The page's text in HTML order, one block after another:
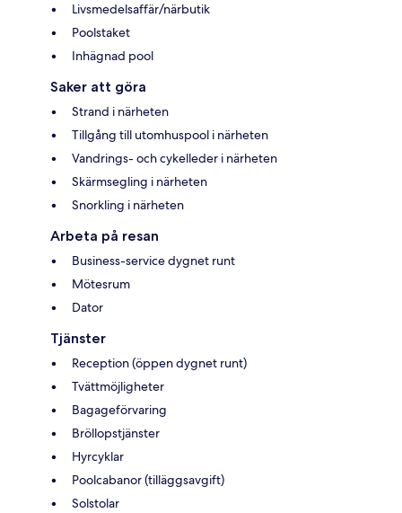
Livsmedelsaffär/närbutik
Poolstaket
Inhägnad pool
Saker att göra
Strand i närheten
Tillgång till utomhuspool i närheten
Vandrings- och cykelleder i närheten
Skärmsegling i närheten
Snorkling i närheten
Arbeta på resan
Business-service dygnet runt
Mötesrum
Dator
Tjänster
Reception (öppen dygnet runt)
Tvättmöjligheter
Bagageförvaring
Bröllopstjänster
Hyrcyklar
Poolcabanor (tilläggsavgift)
Solstolar